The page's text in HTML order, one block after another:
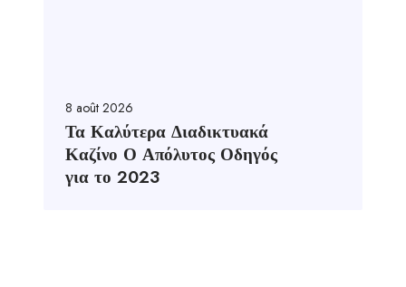
8 août 2026
Τα Καλύτερα Διαδικτυακά
Καζίνο Ο Απόλυτος Οδηγός
για το 2023